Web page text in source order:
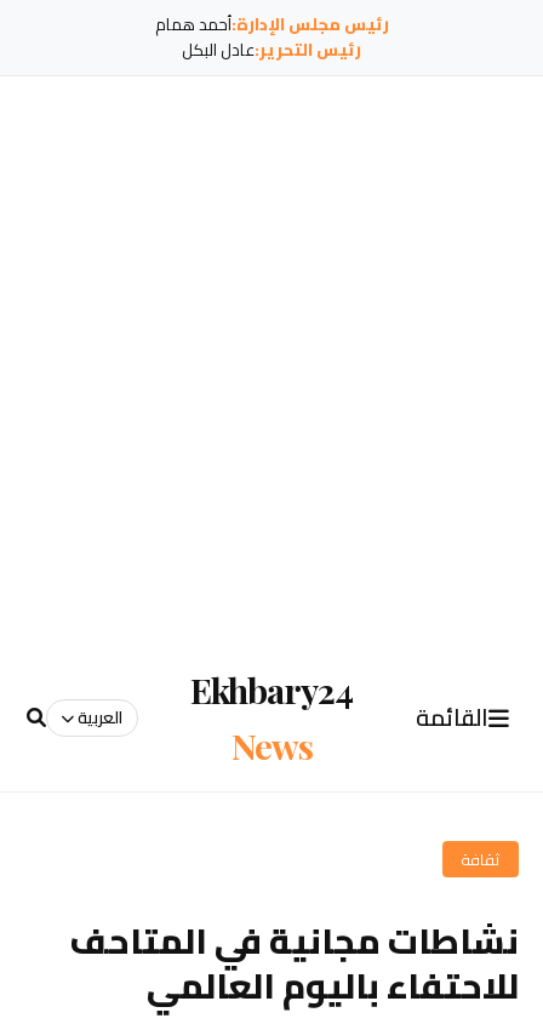
رئيس مجلس الإدارة:أحمد همام
رئيس التحرير:عادل البكل
القائمة
Ekhbary24
News
العربية
ثقافة
نشاطات مجانية في المتاحف
للاحتفاء باليوم العالمي